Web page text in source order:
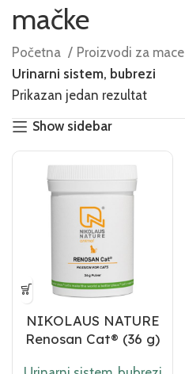
mačke
Početna
Proizvodi za mace
Urinarni sistem, bubrezi
Prikazan jedan rezultat
Show sidebar
NIKOLAUS NATURE
Renosan Cat® (36 g)